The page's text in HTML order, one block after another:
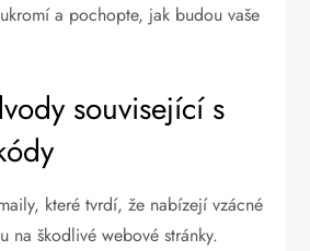
a pochopte, jak budou vaše
související s
které tvrdí, že nabízejí vzácné
na škodlivé webové stránky.